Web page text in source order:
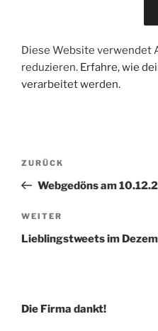
Diese Website verwendet
reduzieren. Erfahre, wie
verarbeitet werden.
Beitragsnavigation
Vorheriger
Beitrag
ZURÜCK
Webgedöns am
Nächster
Beitrag
WEITER
Lieblingstweets im
Die Firma dankt!